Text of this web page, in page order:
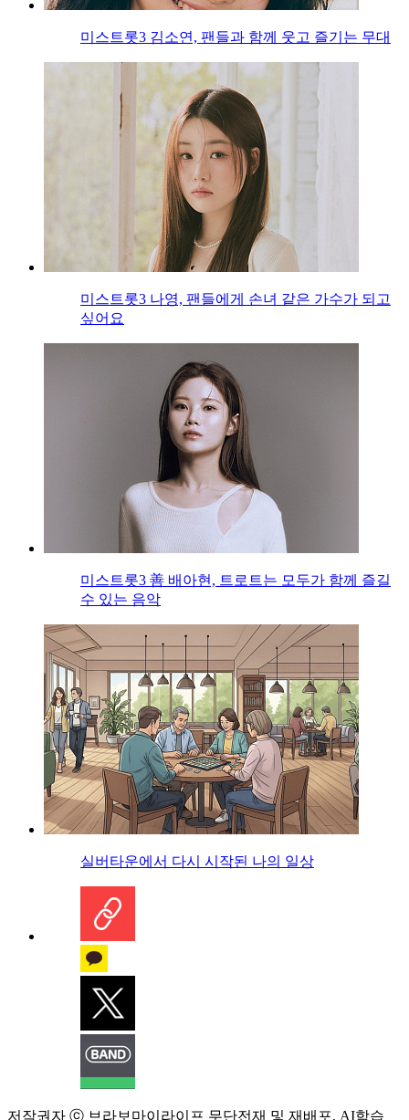
미스트롯3 김소연, 팬들과 함께 웃고 즐기는 무대
미스트롯3 나영, 팬들에게 손녀 같은 가수가 되고
싶어요
미스트롯3 善 배아현, 트로트는 모두가 함께 즐길
수 있는 음악
실버타운에서 다시 시작된 나의 일상
저작권자 ⓒ 브라보마이라이프 무단전재 및 재배포, AI학습